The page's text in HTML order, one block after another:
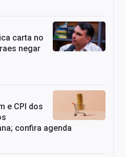
carta no
negar
e CPI dos
confira agenda